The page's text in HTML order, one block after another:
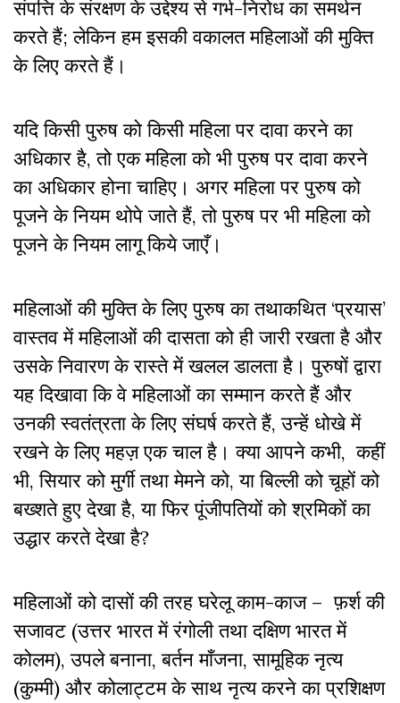
संपत्ति के संरक्षण के उद्देश्य से गर्भ-निरोध का समर्थन
करते हैं; लेकिन हम इसकी वकालत महिलाओं की मुक्ति
के लिए करते हैं।
यदि किसी पुरुष को किसी महिला पर दावा करने का
अधिकार है, तो एक महिला को भी पुरुष पर दावा करने
का अधिकार होना चाहिए। अगर महिला पर पुरुष को
पूजने के नियम थोपे जाते हैं, तो पुरुष पर भी महिला को
पूजने के नियम लागू किये जाएँ।
महिलाओं की मुक्ति के लिए पुरुष का तथाकथित ‘प्रयास’
वास्तव में महिलाओं की दासता को ही जारी रखता है और
उसके निवारण के रास्ते में खलल डालता है। पुरुषों द्वारा
यह दिखावा कि वे महिलाओं का सम्मान करते हैं और
उनकी स्वतंत्रता के लिए संघर्ष करते हैं, उन्हें धोखे में
रखने के लिए महज़ एक चाल है। क्या आपने कभी, कहीं
भी, सियार को मुर्गी तथा मेमने को, या बिल्ली को चूहों को
बख्शते हुए देखा है, या फिर पूंजीपतियों को श्रमिकों का
उद्धार करते देखा है?
महिलाओं को दासों की तरह घरेलू काम-काज – फ़र्श की
सजावट (उत्तर भारत में रंगोली तथा दक्षिण भारत में
कोलम), उपले बनाना, बर्तन माँजना, सामूहिक नृत्य
(कुम्मी) और कोलाट्टम के साथ नृत्य करने का प्रशिक्षण